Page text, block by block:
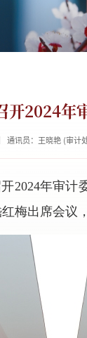
开2024年
通讯员：王晓艳 (审计
2024年审计
梅出席会议